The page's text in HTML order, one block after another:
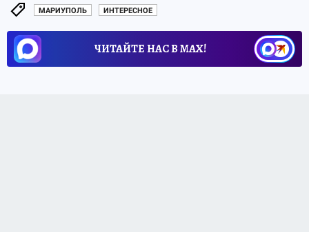
МАРИУПОЛЬ ИНТЕРЕСНОЕ
ЧИТАЙТЕ НАС В МАХ!